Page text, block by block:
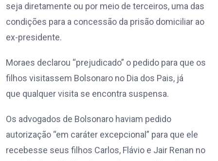
seja diretamente ou por meio de terceiros, uma das
condições para a concessão da prisão domiciliar ao
ex-presidente.
Moraes declarou “prejudicado” o pedido para que os
filhos visitassem Bolsonaro no Dia dos Pais, já
que qualquer visita se encontra suspensa.
Os advogados de Bolsonaro haviam pedido
autorização “em caráter excepcional” para que ele
recebesse seus filhos Carlos, Flávio e Jair Renan no